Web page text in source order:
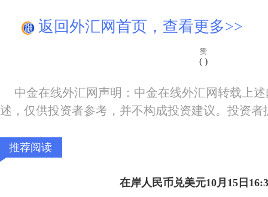
返回外汇网首页，查看更多>>
赞
( )
中金在线外汇网声明：中金在线外汇网转载上
述，仅供投资者参考，并不构成投资建议。投资
推荐阅读